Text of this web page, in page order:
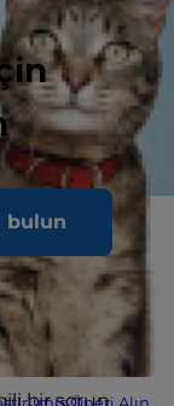
bulun
gaz çıkaran
sesi, kişisel
bazı
gaz
bir sorun